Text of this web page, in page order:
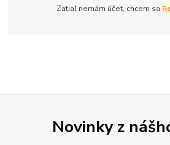
Zatiaľ nemám účet, chcem sa
Novinky z